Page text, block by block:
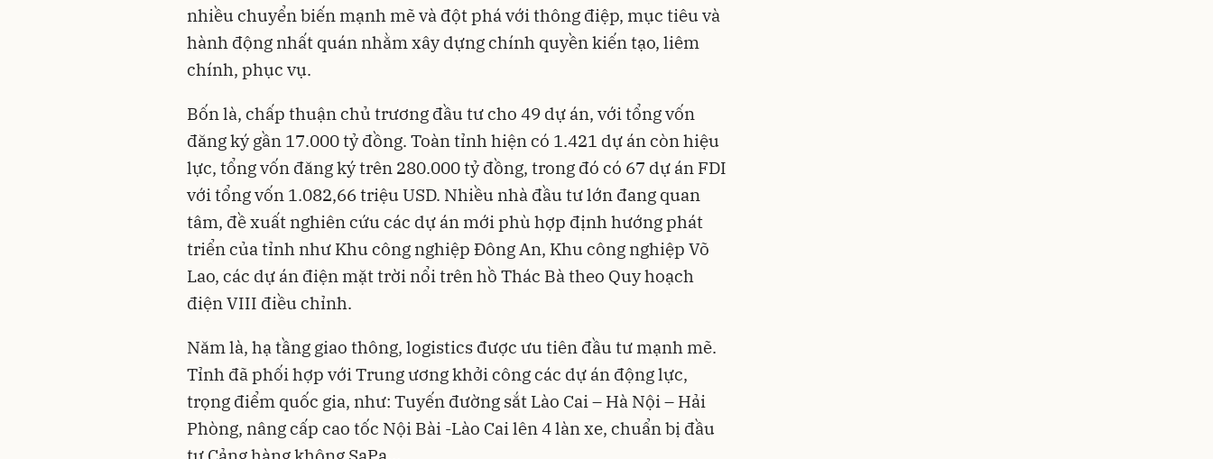
nhiều chuyển biến mạnh mẽ và đột phá với thông điệp, mục tiêu và
hành động nhất quán nhằm xây dựng chính quyền kiến tạo, liêm
chính, phục vụ.
Bốn là, chấp thuận chủ trương đầu tư cho 49 dự án, với tổng vốn
đăng ký gần 17.000 tỷ đồng. Toàn tỉnh hiện có 1.421 dự án còn hiệu
lực, tổng vốn đăng ký trên 280.000 tỷ đồng, trong đó có 67 dự án FDI
với tổng vốn 1.082,66 triệu USD. Nhiều nhà đầu tư lớn đang quan
tâm, đề xuất nghiên cứu các dự án mới phù hợp định hướng phát
triển của tỉnh như Khu công nghiệp Đông An, Khu công nghiệp Võ
Lao, các dự án điện mặt trời nổi trên hồ Thác Bà theo Quy hoạch
điện VIII điều chỉnh.
Năm là, hạ tầng giao thông, logistics được ưu tiên đầu tư mạnh mẽ.
Tỉnh đã phối hợp với Trung ương khởi công các dự án động lực,
trọng điểm quốc gia, như: Tuyến đường sắt Lào Cai – Hà Nội – Hải
Phòng, nâng cấp cao tốc Nội Bài -Lào Cai lên 4 làn xe, chuẩn bị đầu